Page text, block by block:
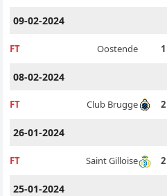
09-02-2024
FT Oostende
08-02-2024
FT Club Brugge
26-01-2024
FT Saint Gilloise
25-01-2024